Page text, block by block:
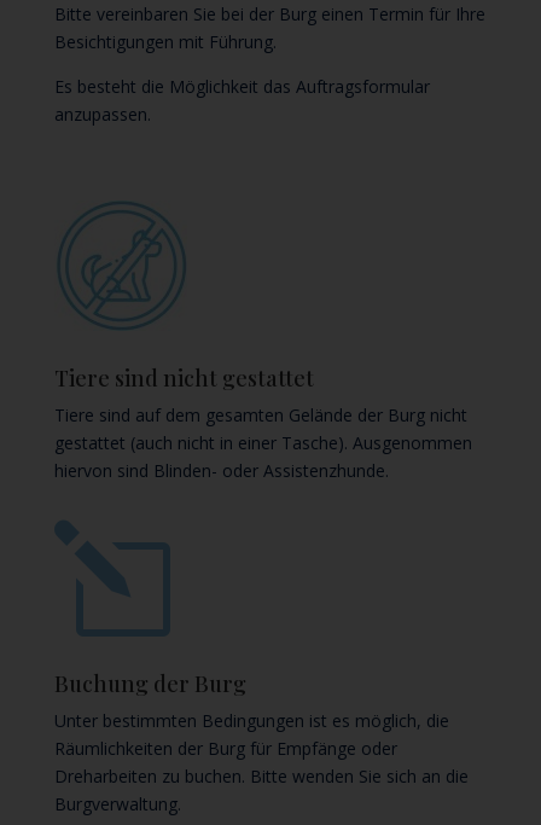
Bitte vereinbaren Sie bei der Burg einen Termin für Ihre
Besichtigungen mit Führung.
Es besteht die Möglichkeit das Auftragsformular
anzupassen.
Tiere sind nicht gestattet
Tiere sind auf dem gesamten Gelände der Burg nicht
gestattet (auch nicht in einer Tasche). Ausgenommen
hiervon sind Blinden- oder Assistenzhunde.
l
Buchung der Burg
Unter bestimmten Bedingungen ist es möglich, die
Räumlichkeiten der Burg für Empfänge oder
Dreharbeiten zu buchen. Bitte wenden Sie sich an die
Burgverwaltung.